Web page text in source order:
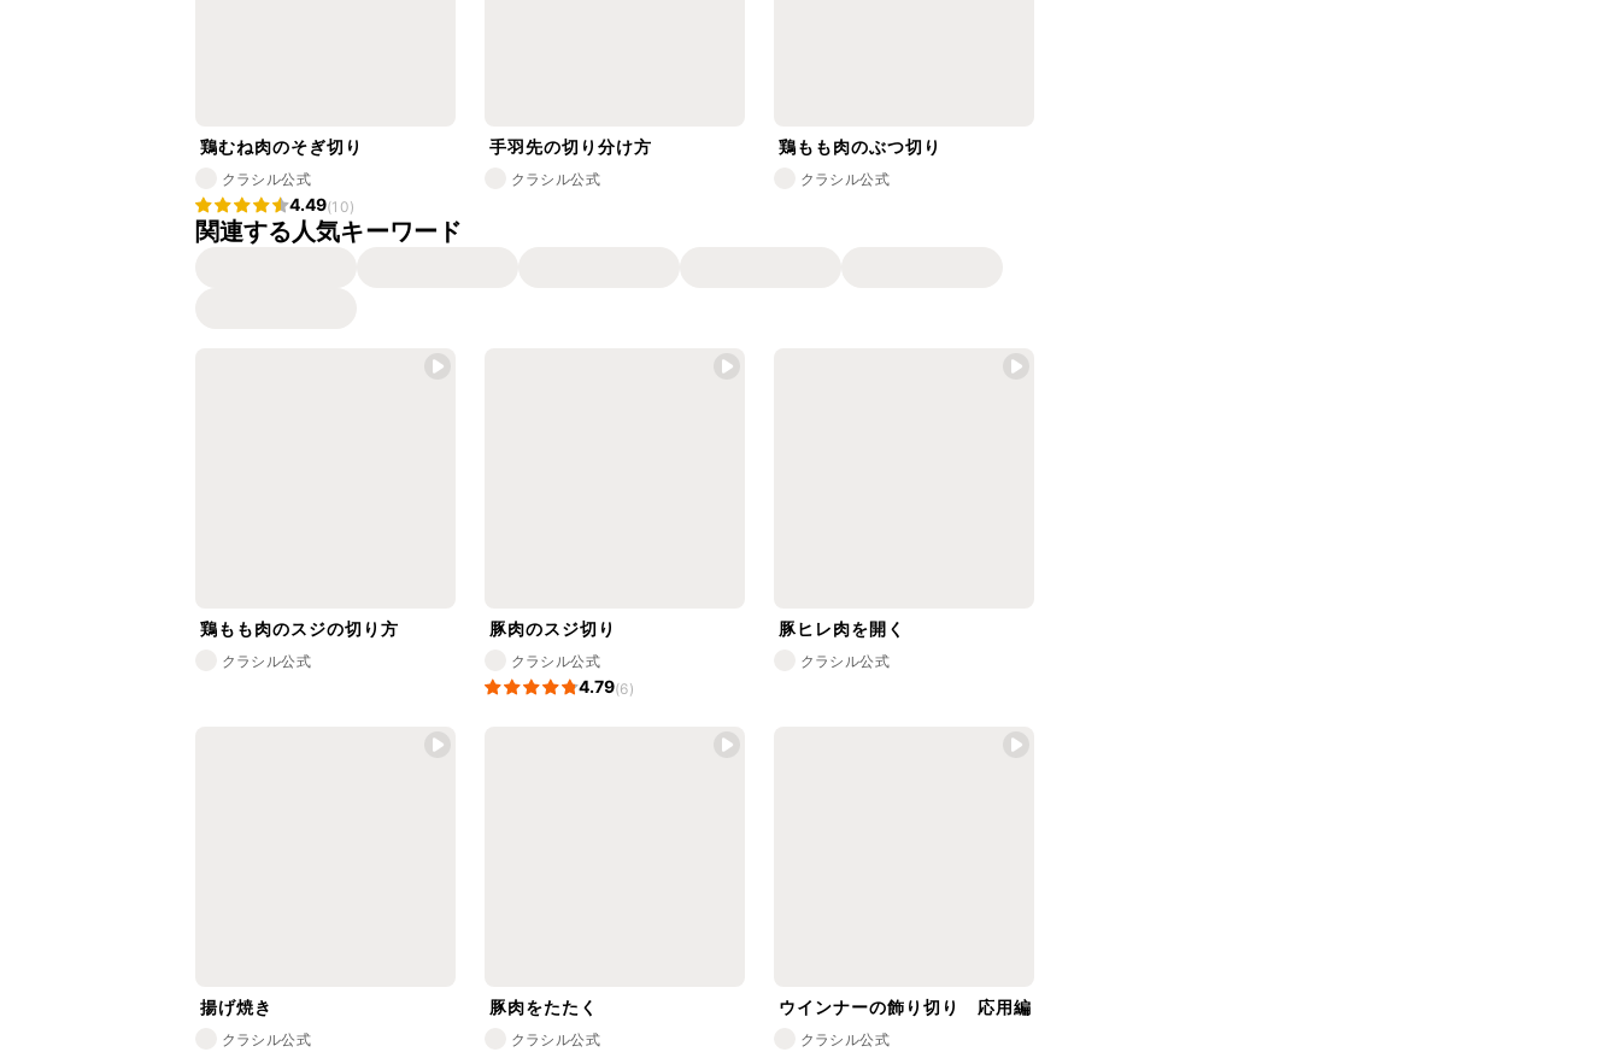
鶏むね肉のそぎ切り
クラシル公式
4.49(10)
手羽先の切り分け方
クラシル公式
鶏もも肉のぶつ切り
クラシル公式
関連する人気キーワード
鶏もも肉のスジの切り方
クラシル公式
豚肉のスジ切り
クラシル公式
4.79(6)
豚ヒレ肉を開く
クラシル公式
揚げ焼き
クラシル公式
豚肉をたたく
クラシル公式
ウインナーの飾り切り 応用編
クラシル公式